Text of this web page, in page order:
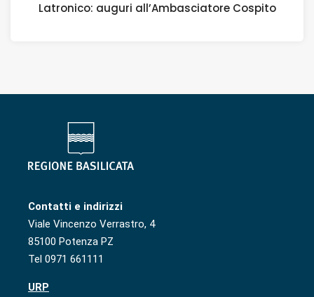
Latronico: auguri all’Ambasciatore Cospito
Contatti e indirizzi
Viale Vincenzo Verrastro, 4
85100 Potenza PZ
Tel 0971 661111
URP